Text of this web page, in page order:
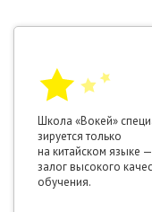
Школа «Вокей»
зируется только
на китайском языке
залог высокого
обучения.